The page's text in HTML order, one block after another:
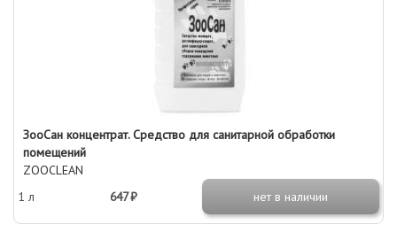
ЗооСан концентрат. Средство для санитарной обработки
помещений
ZOOCLEAN
1 л
647 ₽ нет в наличии